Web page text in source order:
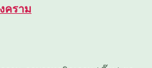
คราม